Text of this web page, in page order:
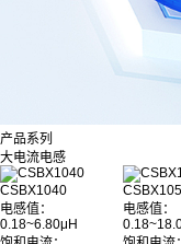
产品系列
大电流电感
CSBX1040
电感值：
0.18~6.80μH
电感值：